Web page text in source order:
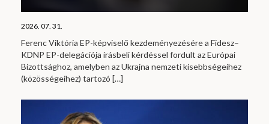
2026. 07. 31.
Ferenc Viktória EP-képviselő kezdeményezésére a Fidesz–
KDNP EP-delegációja írásbeli kérdéssel fordult az Európai
Bizottsághoz, amelyben az Ukrajna nemzeti kisebbségeihez
(közösségeihez) tartozó […]